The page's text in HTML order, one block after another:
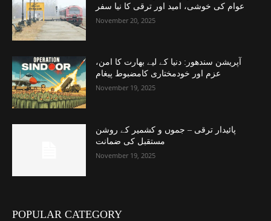
عوام کی خوشی، امید اور ترقی کا نیا سفر
November 20, 2025
آپریشن سندھور: دنیا کے لیے بھارت کا امن،
عزم اور خودمختاری کامضبوط پیغام
November 19, 2025
پائیدار ترقی – جموں و کشمیر کے روشن
مستقبل کی ضمانت
November 19, 2025
POPULAR CATEGORY